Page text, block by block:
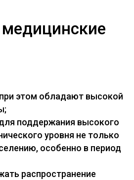
этом обладают высокой
поддержания высокого
уровня не только
особенно в период
распространение